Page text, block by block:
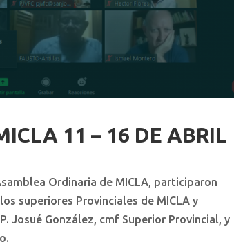
11 – 16 DE ABRIL
Ordinaria de MICLA, participaron
superiores Provinciales de MICLA y
Josué González, cmf Superior Provincial, y